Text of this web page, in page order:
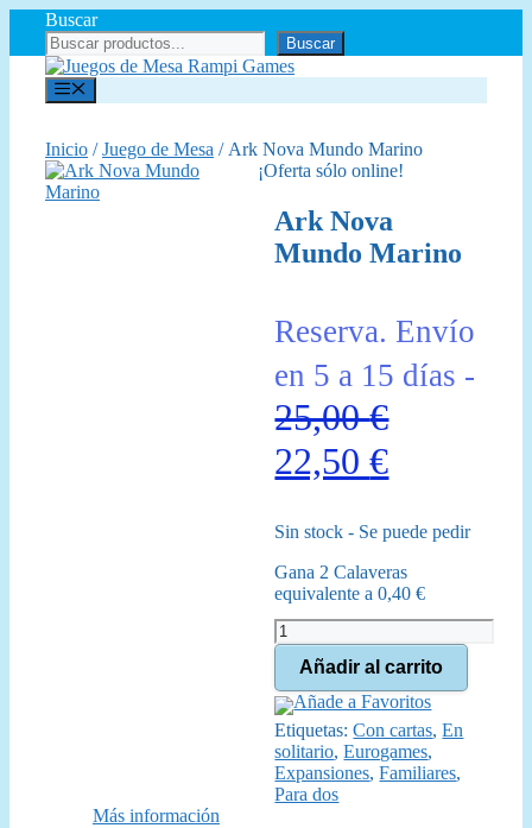
Saltar
contenido
Buscar
Buscar
Menú
Inicio /Juego de Mesa / Ark Nova Mundo Marino
¡Oferta sólo online!
Ark Nova
Mundo Marino
Reserva. Envío
en 5 a 15 días -
25,00€
El
original
era:
25,00 €.
22,50€El
actual
es:
22,50 €.
Sin stock - Se puede pedir
Gana 2 Calaveras
equivalente a0,40€
Ark
Nova
Mundo
Marino
cantidad
Añadir al carrito
Añade a Favoritos
Etiquetas:Con cartas,En
solitario,Eurogames,
Expansiones,Familiares,
Para dos
Más información